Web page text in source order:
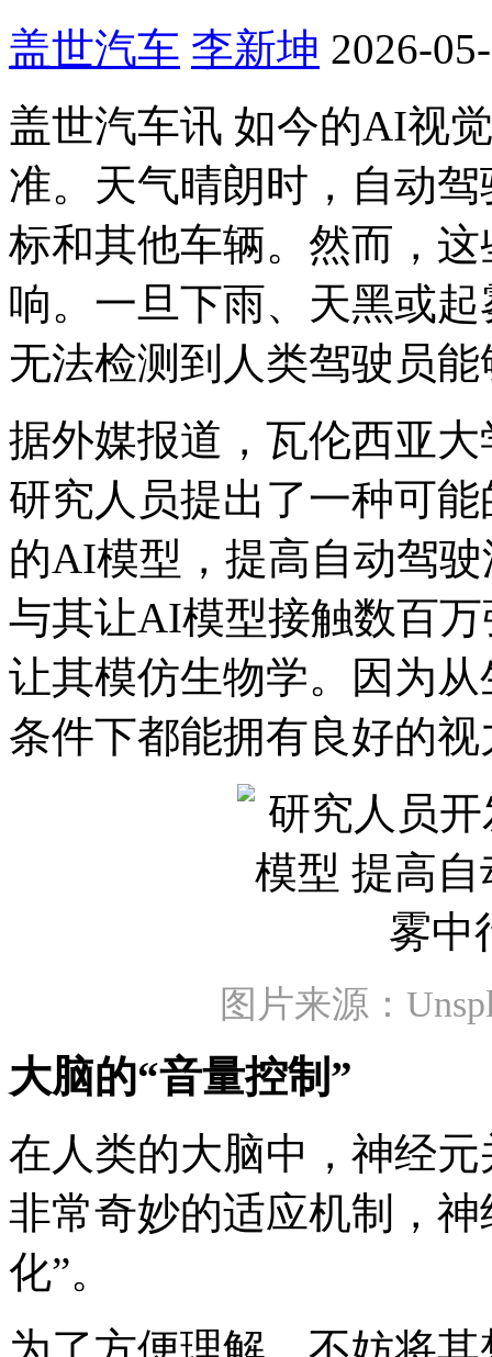
盖世汽车 李新坤 2026-
盖世汽车讯 如今的AI视
准。天气晴朗时，自动
标和其他车辆。然而，
响。一旦下雨、天黑或
无法检测到人类驾驶员
据外媒报道，瓦伦西亚大
研究人员提出了一种可
的AI模型，提高自动驾
与其让AI模型接触数百
让其模仿生物学。因为
条件下都能拥有良好的视
图片来源：
大脑的“音量控制”
在人类的大脑中，神经
非常奇妙的适应机制，
化”。